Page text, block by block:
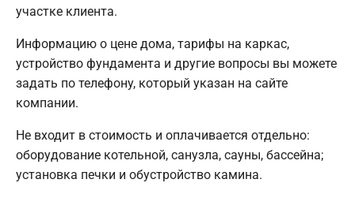
участке клиента.
Информацию о цене дома, тарифы на каркас,
устройство фундамента и другие вопросы вы можете
задать по телефону, который указан на сайте
компании.
Не входит в стоимость и оплачивается отдельно:
оборудование котельной, санузла, сауны, бассейна;
установка печки и обустройство камина.